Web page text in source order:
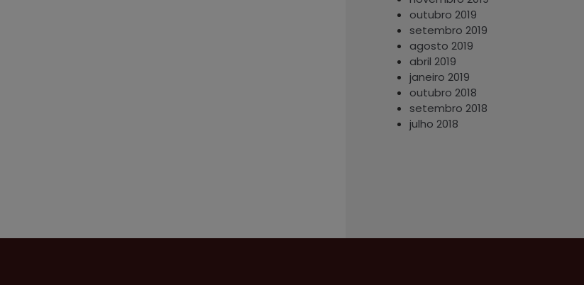
outubro 2019
setembro 2019
agosto 2019
abril 2019
janeiro 2019
outubro 2018
setembro 2018
julho 2018